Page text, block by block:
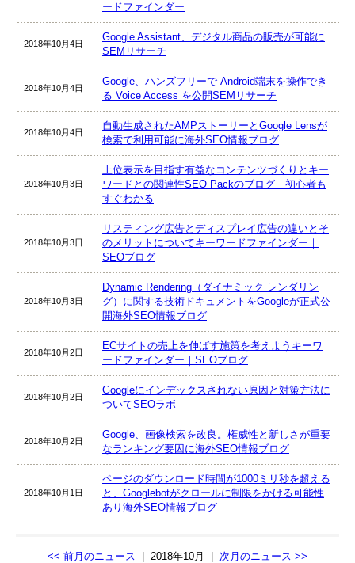
ードファインダー
2018年10月4日
Google Assistant、デジタル商品の販売が可能に
SEMリサーチ
2018年10月4日
Google、ハンズフリーで Android端末を操作でき
る Voice Access を公開SEMリサーチ
2018年10月4日
自動生成されたAMPストーリーとGoogle Lensが
検索で利用可能に海外SEO情報ブログ
2018年10月3日
上位表示を目指す有益なコンテンツづくりとキー
ワードとの関連性SEO Packのブログ 初心者も
すぐわかる
2018年10月3日
リスティング広告とディスプレイ広告の違いとそ
のメリットについてキーワードファインダー｜
SEOブログ
2018年10月3日
Dynamic Rendering（ダイナミック レンダリン
グ）に関する技術ドキュメントをGoogleが正式公
開海外SEO情報ブログ
2018年10月2日
ECサイトの売上を伸ばす施策を考えようキーワ
ードファインダー｜SEOブログ
2018年10月2日
Googleにインデックスされない原因と対策方法に
ついてSEOラボ
2018年10月2日
Google、画像検索を改良。権威性と新しさが重要
なランキング要因に海外SEO情報ブログ
2018年10月1日
ページのダウンロード時間が1000ミリ秒を超える
と、Googlebotがクロールに制限をかける可能性
あり海外SEO情報ブログ
<< 前月のニュース 2018年10月 次月のニュース >>